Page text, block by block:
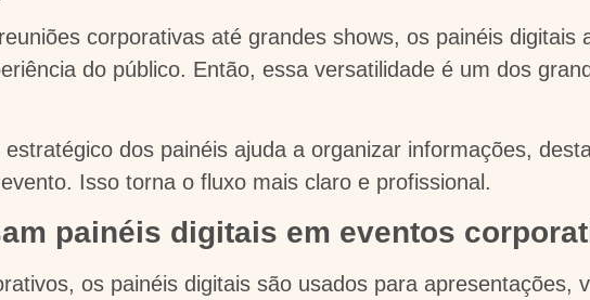
corporativas até grandes shows, os painéis digitais
do público. Então, essa versatilidade é um dos
dos painéis ajuda a organizar informações,
Isso torna o fluxo mais claro e profissional.
painéis digitais em eventos
os painéis digitais são usados para apresentações,